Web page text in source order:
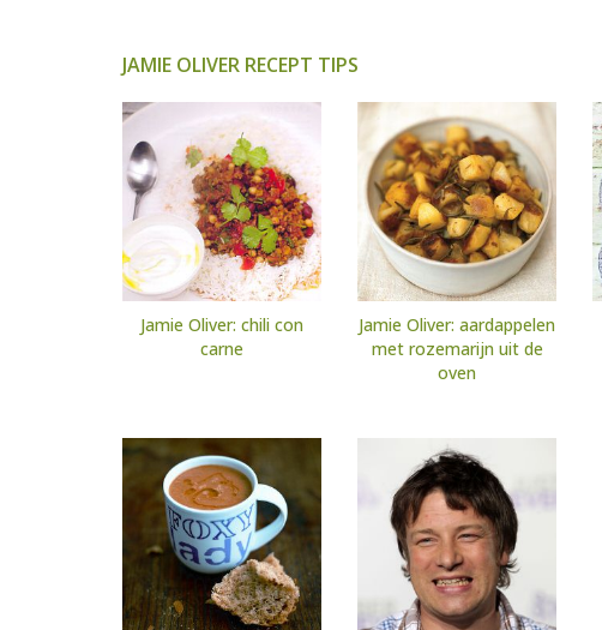
JAMIE OLIVER RECEPT TIPS
Jamie Oliver: chili con
carne
Jamie Oliver: aardappelen
met rozemarijn uit de
oven